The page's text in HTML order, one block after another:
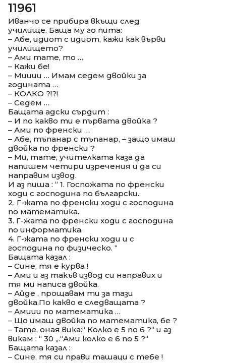
11961
Иванчо се прибира вкъщи след
училище. Баща му го пита:
– Абе, идиот с идиот, кажи как върви
училището?
– Ами тате, то …
– Кажи бе!
– Мииии … Имам седем двойки за
годината …
– КОЛКО ?!?!
– Седем …
Бащата адски сърдит :
– И по какво ти е първата двойка ?
– Ами по френски …
– Абе, тъпанар с тъпанар, – защо имаш
двойка по френски ?
– Ми, тате, учителката каза да
напишем четири изречения и да си
направим извод.
И аз пиша : “ 1. Госпожата по френски
ходи с господина по български.
2. Г-жата по френски ходи с господина
по математика.
3. Г-жата по френски ходи с господина
по информатика.
4. Г-жата по френски ходи и с
господина по физическо. “
Бащата казал :
– Сине, тя е курва !
– Ами и аз такъв извод си направих и
тя ми написа двойка.
– Айде , прощавам ти за тази
двойка.По какво е следващата ?
– Амиии по математика …
– Що имаш двойка по математика, бе ?
– Тате, оная вика:“ Колко е 5 по 6 ?“ и аз
викам : “ 30 „.“Ами колко е 6 по 5 ?“
Бащата казал :
– Сине, тя си прави ташаци с тебе !